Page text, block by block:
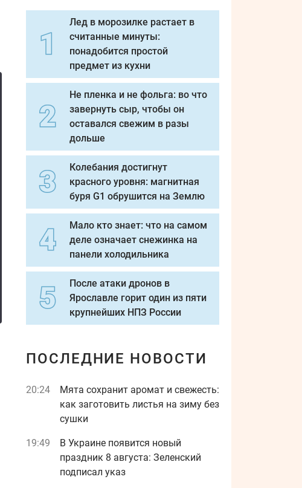
Лед в морозилке растает в
считанные минуты:
понадобится простой
предмет из кухни
Не пленка и не фольга: во что
завернуть сыр, чтобы он
оставался свежим в разы
дольше
Колебания достигнут
красного уровня: магнитная
буря G1 обрушится на Землю
Мало кто знает: что на самом
деле означает снежинка на
панели холодильника
После атаки дронов в
Ярославле горит один из пяти
крупнейших НПЗ России
ПОСЛЕДНИЕ НОВОСТИ
20:24
Мята сохранит аромат и свежесть:
как заготовить листья на зиму без
сушки
19:49
В Украине появится новый
праздник 8 августа: Зеленский
подписал указ